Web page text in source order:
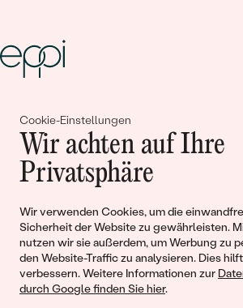
Cookie-Einstellungen
Wir achten auf Ihre
Privatsphäre
Wir verwenden Cookies, um die
Sicherheit der Website zu gewährleisten.
nutzen wir sie außerdem, um Werbung zu
den Website-Traffic zu analysieren. Dies
verbessern. Weitere Informationen zur
durch Google finden Sie hier.
Gemeinsam erschaffen
Geschichten von
Liebe
Begleiten Sie uns!